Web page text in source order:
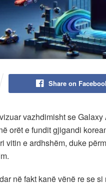
Share on
vazhdimisht se
orët e fundit gjigandi
vitin e ardhshëm, duke
në fakt kanë vënë re se